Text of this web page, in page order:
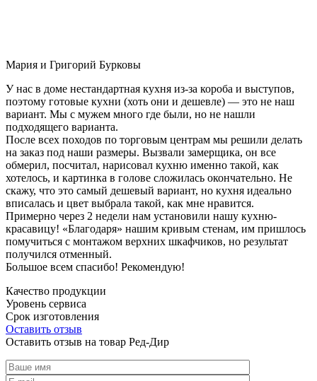
Мария и Григорий Бурковы
У нас в доме нестандартная кухня из-за короба и выступов,
поэтому готовые кухни (хоть они и дешевле) — это не наш
вариант. Мы с мужем много где были, но не нашли
подходящего варианта.
После всех походов по торговым центрам мы решили делать
на заказ под наши размеры. Вызвали замерщика, он все
обмерил, посчитал, нарисовал кухню именно такой, как
хотелось, и картинка в голове сложилась окончательно. Не
скажу, что это самый дешевый вариант, но кухня идеально
вписалась и цвет выбрала такой, как мне нравится.
Примерно через 2 недели нам установили нашу кухню-
красавицу! «Благодаря» нашим кривым стенам, им пришлось
помучиться с монтажом верхних шкафчиков, но результат
получился отменный.
Большое всем спасибо! Рекомендую!
Качество продукции
Уровень сервиса
Срок изготовления
Оставить отзыв
Оставить отзыв на товар Ред-Дир